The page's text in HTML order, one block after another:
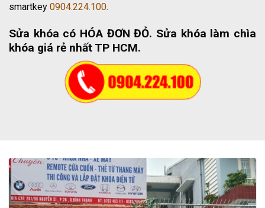
smartkey 0904.224.100.
Sửa khóa có HÓA ĐƠN ĐỎ. Sửa khóa làm chìa
khóa giá rẻ nhất TP HCM.